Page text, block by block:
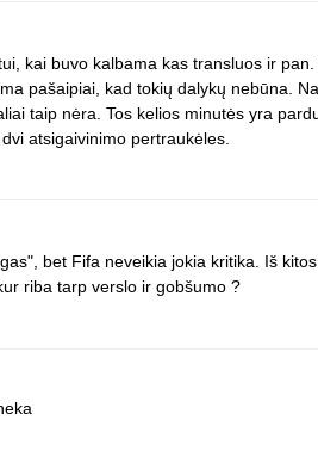
kai buvo kalbama kas transluos ir
pašaipiai, kad tokių dalykų nebūna.
taip nėra. Tos kelios minutės yra
atsigaivinimo pertraukėles.
bet Fifa neveikia jokia kritika. Iš
riba tarp verslo ir gobšumo ?